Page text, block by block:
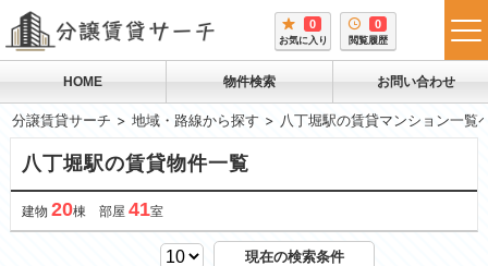
0
お気に入り
0
閲覧履歴
HOME 物件検索 お問い合わせ
分譲賃貸サーチ 地域・路線から探す 八丁堀駅の賃貸マンション一覧
八丁堀駅の賃貸物件一覧
建物 20棟 部屋 41室
現在の検索条件